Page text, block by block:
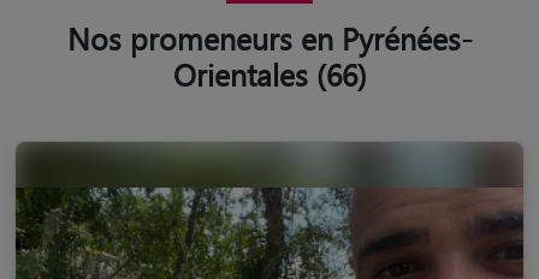
Nos promeneurs en Pyrénées-
Orientales (66)